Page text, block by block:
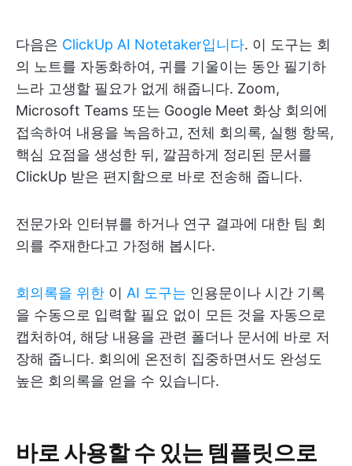
다음은 ClickUp AI Notetaker입니다. 이 도구는 회
의 노트를 자동화하여, 귀를 기울이는 동안 필기하
느라 고생할 필요가 없게 해줍니다. Zoom,
Microsoft Teams 또는 Google Meet 화상 회의에
접속하여 내용을 녹음하고, 전체 회의록, 실행 항목,
핵심 요점을 생성한 뒤, 깔끔하게 정리된 문서를
ClickUp 받은 편지함으로 바로 전송해 줍니다.
전문가와 인터뷰를 하거나 연구 결과에 대한 팀 회
의를 주재한다고 가정해 봅시다.
회의록을 위한 이 AI 도구는 인용문이나 시간 기록
을 수동으로 입력할 필요 없이 모든 것을 자동으로
캡처하여, 해당 내용을 관련 폴더나 문서에 바로 저
장해 줍니다. 회의에 온전히 집중하면서도 완성도
높은 회의록을 얻을 수 있습니다.
바로 사용할 수 있는 템플릿으로